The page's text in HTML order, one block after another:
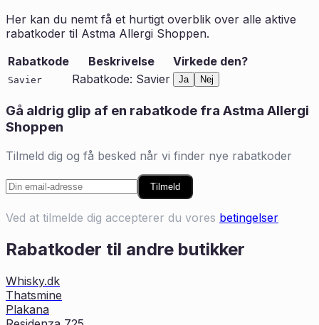
Her kan du nemt få et hurtigt overblik over alle aktive
rabatkoder til Astma Allergi Shoppen.
Rabatkode
Beskrivelse Virkede den?
Savier Rabatkode: Savier Ja Nej
Gå aldrig glip af en rabatkode fra Astma Allergi
Shoppen
Tilmeld dig og få besked når vi finder nye rabatkoder
Tilmeld
Ved at tilmelde dig accepterer du vores betingelser
Rabatkoder til andre butikker
Whisky.dk
Thatsmine
Plakana